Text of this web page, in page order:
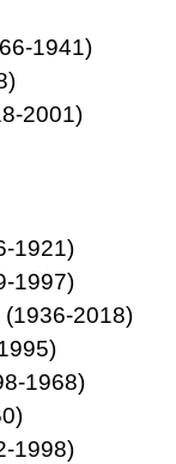
1941)
2001)
1921)
1997)
(1936-2018)
1968)
1998)